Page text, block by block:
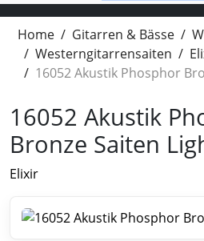
Home Gitarren & Bässe
Westerngitarrensaiten
16052 Akustik Phosphor
16052 Akustik
Bronze Saiten
Elixir